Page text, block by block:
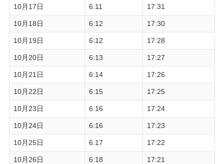
10月17日 6:11 17:31
10月18日 6:12 17:30
10月19日 6:12 17:28
10月20日 6:13 17:27
10月21日 6:14 17:26
10月22日 6:15 17:25
10月23日 6:16 17:24
10月24日 6:16 17:23
10月25日 6:17 17:22
10月26日 6:18 17:21